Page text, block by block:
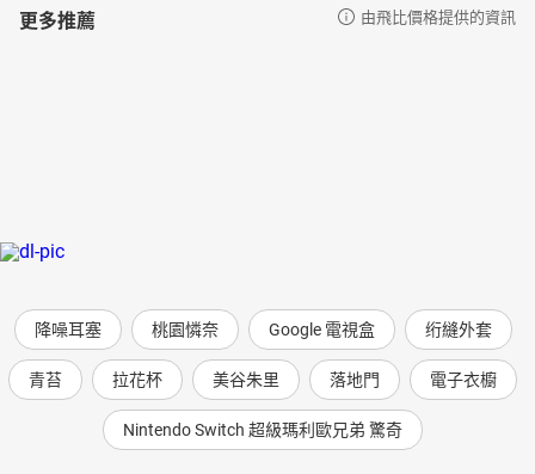
更多推薦 由飛比價格提供的資訊
降噪耳塞 桃園憐奈 Google 電視盒 绗縫外套
青苔 拉花杯 美谷朱里 落地門 電子衣櫥
Nintendo Switch 超級瑪利歐兄弟 驚奇